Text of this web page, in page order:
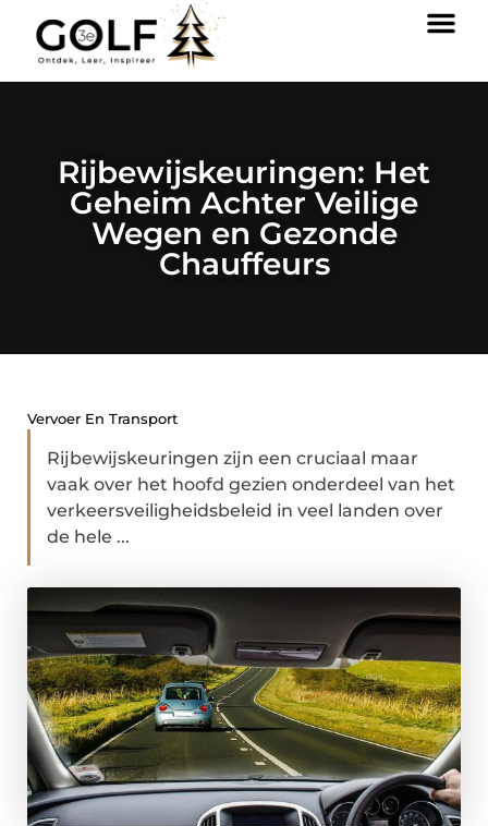
Rijbewijskeuringen: Het
Geheim Achter Veilige
Wegen en Gezonde
Chauffeurs
Vervoer En Transport
Rijbewijskeuringen zijn een cruciaal maar
vaak over het hoofd gezien onderdeel van het
verkeersveiligheidsbeleid in veel landen over
de hele ...